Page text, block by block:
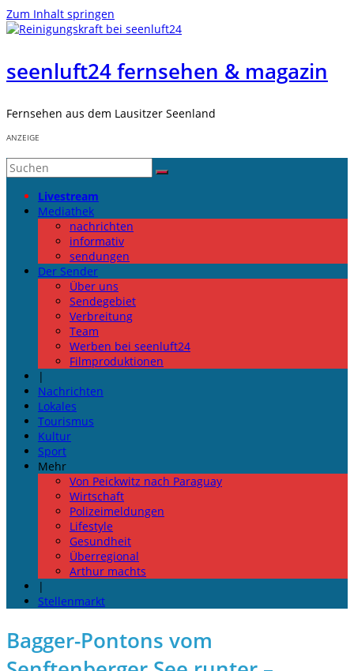
Zum Inhalt springen
seenluft24 fernsehen & magazin
Fernsehen aus dem Lausitzer Seenland
ANZEIGE
Livestream
Mediathek
nachrichten
informativ
sendungen
Der Sender
Über uns
Sendegebiet
Verbreitung
Team
Werben bei seenluft24
Filmproduktionen
|
Nachrichten
Lokales
Tourismus
Kultur
Sport
Mehr
Von Peickwitz nach Paraguay
Wirtschaft
Polizeimeldungen
Lifestyle
Gesundheit
Überregional
Arthur machts
|
Stellenmarkt
Bagger-Pontons vom